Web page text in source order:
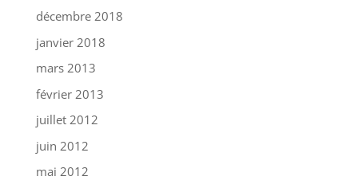
décembre 2018
janvier 2018
mars 2013
février 2013
juillet 2012
juin 2012
mai 2012